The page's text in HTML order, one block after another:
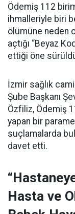
Ödemiş 112
ihmalleriyle biri
ölümüne neden
açtığı “Beyaz
ettiği öne
İzmir sağlık
Şube Başkanı
Özfiliz, Ödemiş
yapan bir
suçlamalarda
davet etti.
Hasta ve